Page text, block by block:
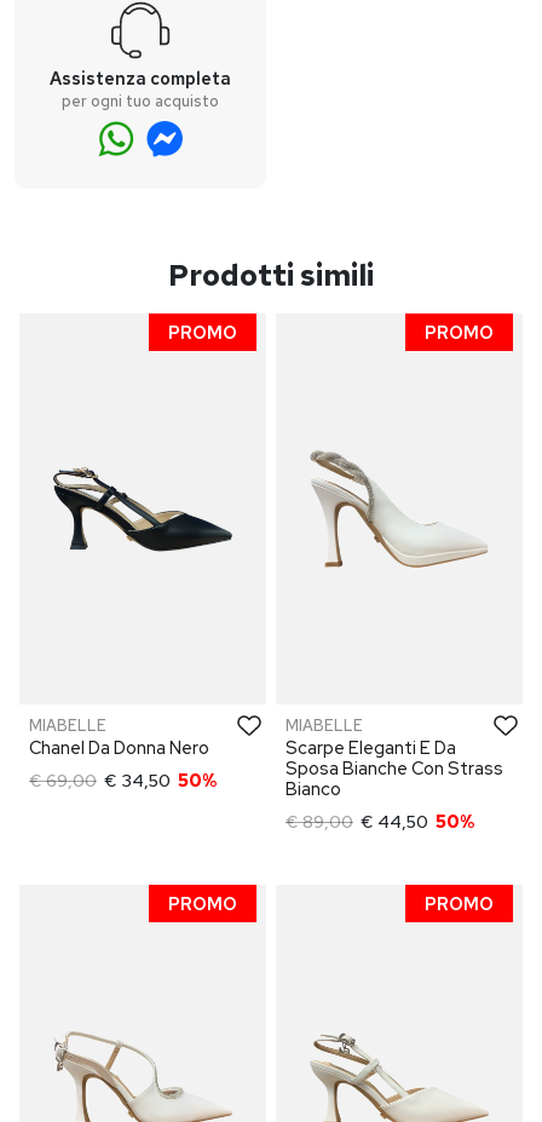
Assistenza completa
per ogni tuo acquisto
Prodotti simili
PROMO
MIABELLE
Chanel Da Donna Nero
€ 69,00 € 34,50 50%
PROMO
MIABELLE
Scarpe Eleganti E Da
Sposa Bianche Con Strass
Bianco
€ 89,00 € 44,50 50%
PROMO PROMO